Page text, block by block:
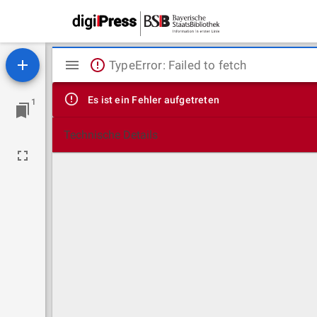
1
Mirador
Viewer
TypeError: Failed to fetch
Es ist ein Fehler aufgetreten
Technische Details